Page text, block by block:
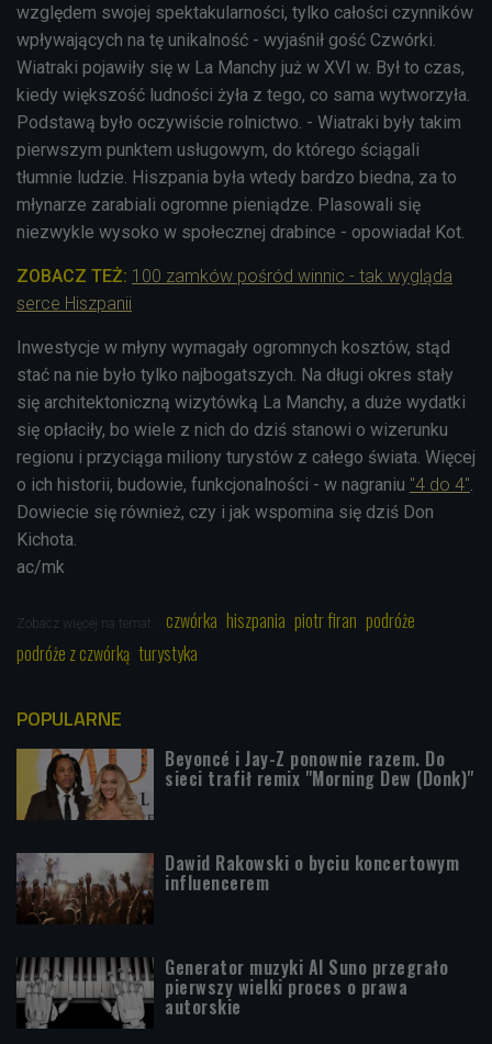
względem swojej spektakularności, tylko całości czynników
wpływających na tę unikalność - wyjaśnił gość Czwórki.
Wiatraki pojawiły się w La Manchy już w XVI w. Był to czas,
kiedy większość ludności żyła z tego, co sama wytworzyła.
Podstawą było oczywiście rolnictwo. - Wiatraki były takim
pierwszym punktem usługowym, do którego ściągali
tłumnie ludzie. Hiszpania była wtedy bardzo biedna, za to
młynarze zarabiali ogromne pieniądze. Plasowali się
niezwykle wysoko w społecznej drabince - opowiadał Kot.
ZOBACZ TEŻ: 100 zamków pośród winnic - tak wygląda
serce Hiszpanii
Inwestycje w młyny wymagały ogromnych kosztów, stąd
stać na nie było tylko najbogatszych. Na długi okres stały
się architektoniczną wizytówką La Manchy, a duże wydatki
się opłaciły, bo wiele z nich do dziś stanowi o wizerunku
regionu i przyciąga miliony turystów z całego świata. Więcej
o ich historii, budowie, funkcjonalności - w nagraniu "4 do 4".
Dowiecie się również, czy i jak wspomina się dziś Don
Kichota.
ac/mk
Zobacz więcej na temat: czwórka hiszpania piotr firan podróże
podróże z czwórką turystyka
POPULARNE
Beyoncé i Jay-Z ponownie razem. Do
sieci trafił remix "Morning Dew (Donk)"
Dawid Rakowski o byciu koncertowym
influencerem
Generator muzyki AI Suno przegrało
pierwszy wielki proces o prawa
autorskie